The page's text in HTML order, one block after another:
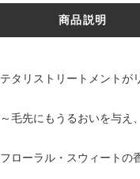
商品説明
テタリストリートメントが
～毛先にもうるおいを与え
フローラル・スウィートの